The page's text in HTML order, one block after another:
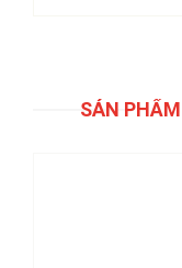
SẢN